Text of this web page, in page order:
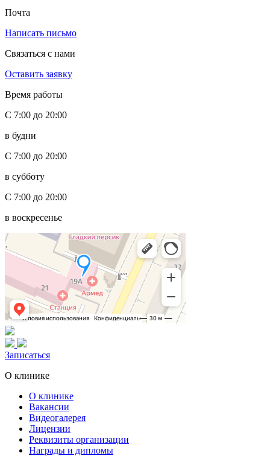
Почта
Написать письмо
Связаться с нами
Оставить заявку
Время работы
С 7:00 до 20:00
в будни
С 7:00 до 20:00
в субботу
С 7:00 до 20:00
в воскресенье
Записаться
О клинике
О клинике
Вакансии
Видеогалерея
Лицензии
Реквизиты организации
Награды и дипломы